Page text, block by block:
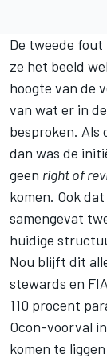
De tweede
ze het beeld
hoogte van de
van wat er in
besproken. Als
dan was de
geen right of
komen. Ook
samengevat
huidige
Nou blijft dit
stewards en
110 procent
Ocon-voorval
komen te